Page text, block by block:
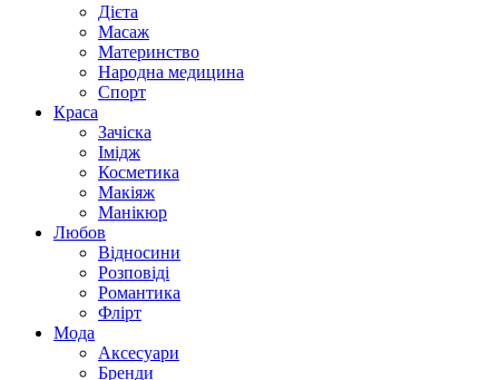
Дієта
Масаж
Материнство
Народна медицина
Спорт
Краса
Зачіска
Імідж
Косметика
Макіяж
Манікюр
Любов
Відносини
Розповіді
Романтика
Флірт
Мода
Аксесуари
Бренди